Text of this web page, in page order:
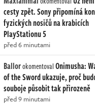
cesty zpět. Sony připomíná
fyzických nosičů na krabicích
PlayStationu 5
před 6 minutami
BallorokomentovalOnimusha:
of the Sword ukazuje, proč
souboje působit tak přirozeně
před 9 minutami